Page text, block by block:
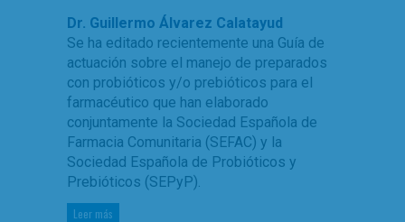
Dr. Guillermo Álvarez Calatayud
Se ha editado recientemente una Guía de
actuación sobre el manejo de preparados
con probióticos y/o prebióticos para el
farmacéutico que han elaborado
conjuntamente la Sociedad Española de
Farmacia Comunitaria (SEFAC) y la
Sociedad Española de Probióticos y
Prebióticos (SEPyP).
Leer más